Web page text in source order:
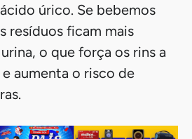
úrico. Se bebemos
resíduos ficam mais
o que força os rins a
aumenta o risco de